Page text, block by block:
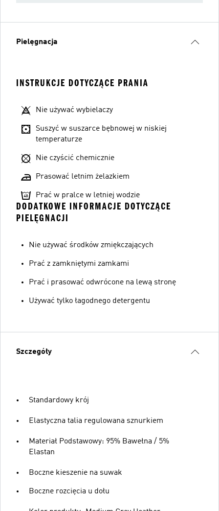
Pielęgnacja
INSTRUKCJE DOTYCZĄCE PRANIA
Nie używać wybielaczy
Suszyć w suszarce bębnowej w niskiej
temperaturze
Nie czyścić chemicznie
Prasować letnim żelazkiem
Prać w pralce w letniej wodzie
DODATKOWE INFORMACJE DOTYCZĄCE
PIELĘGNACJI
Nie używać środków zmiękczających
Prać z zamkniętymi zamkami
Prać i prasować odwrócone na lewą stronę
Używać tylko łagodnego detergentu
Szczegóły
Standardowy krój
Elastyczna talia regulowana sznurkiem
Materiał Podstawowy: 95% Bawełna / 5%
Elastan
Boczne kieszenie na suwak
Boczne rozcięcia u dołu